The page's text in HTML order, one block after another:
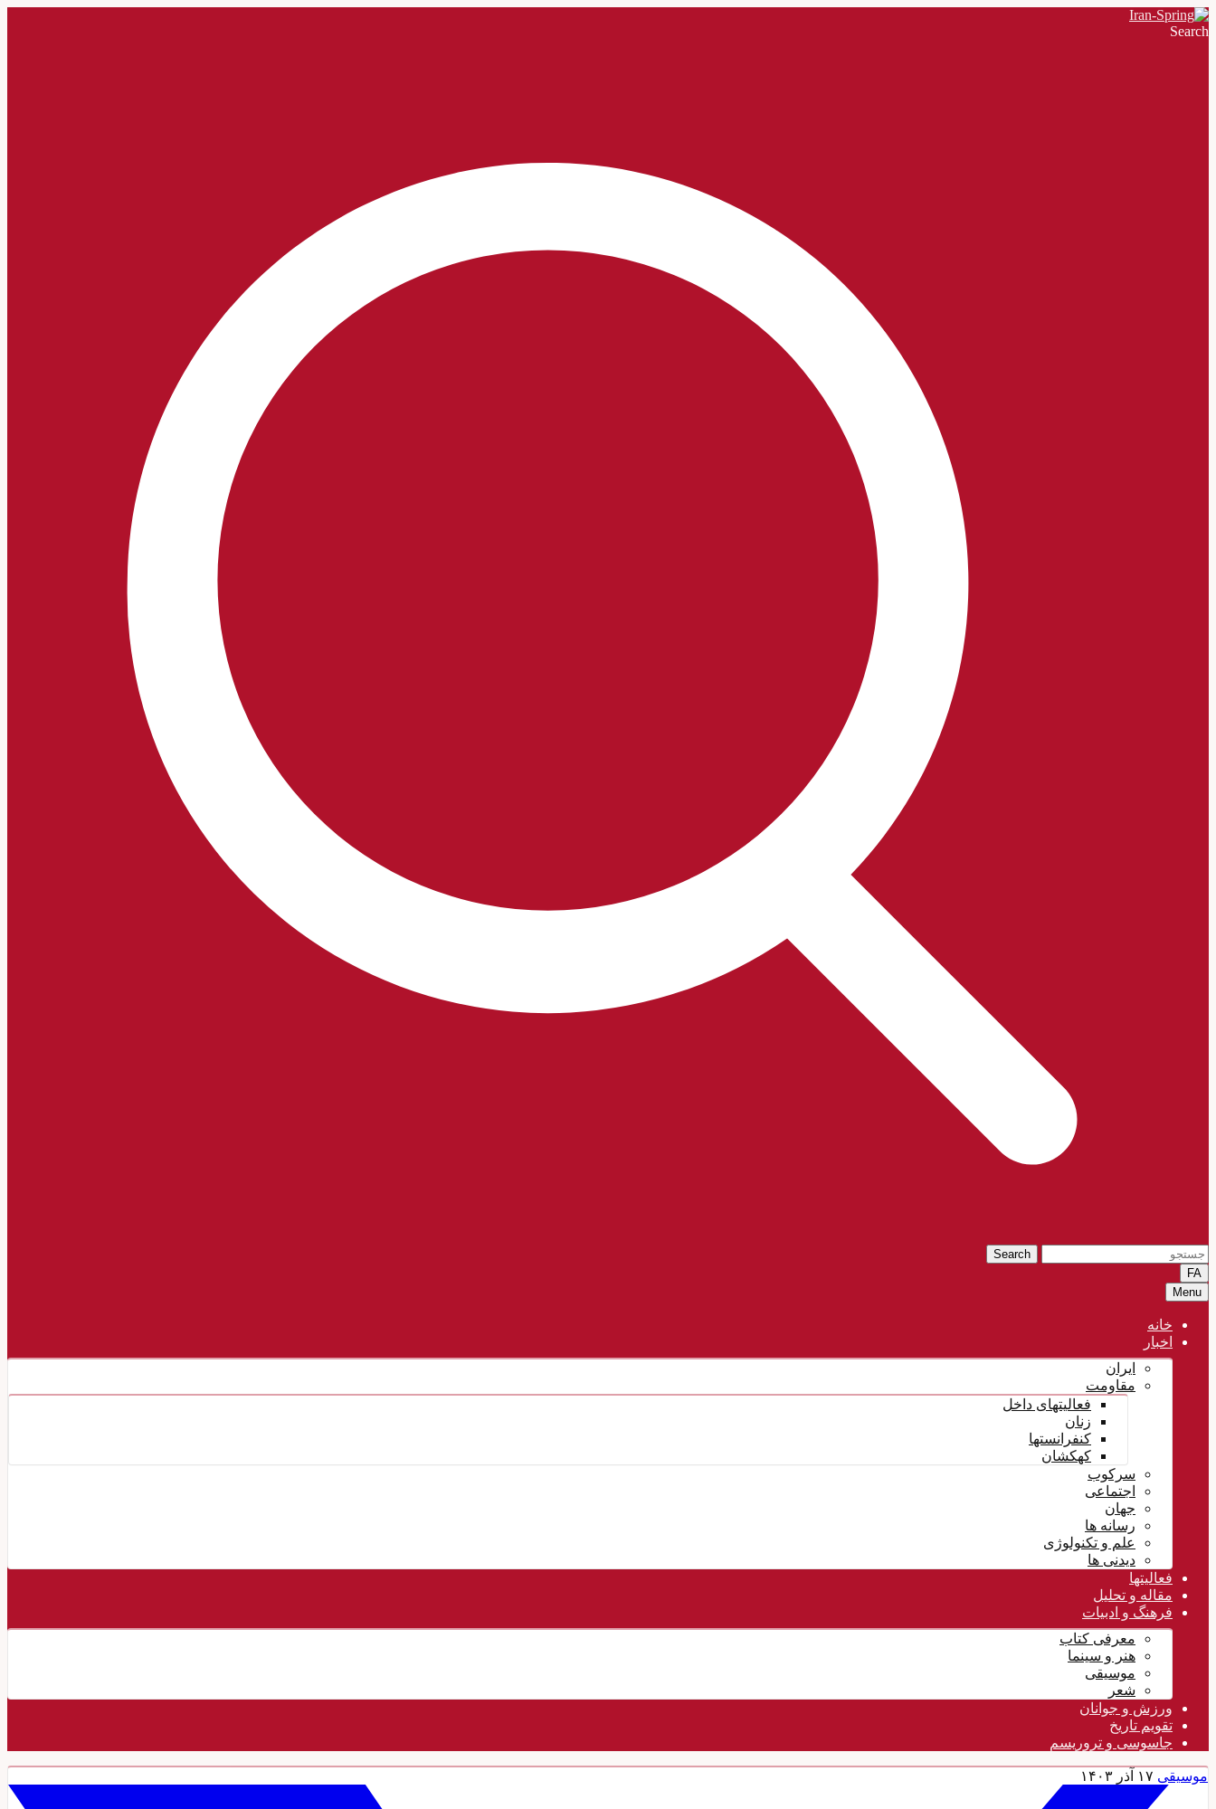
Search
Search
FA
Menu
خانه
اخبار
ایران
مقاومت
فعالیتهای داخل
زنان
کنفرانستها
کهکشان
سرکوب
اجتماعی
جهان
رسانه ها
علم و تکنولوژی
دیدنی ها
فعالیتها
مقاله و تحلیل
فرهنگ و ادبیات
معرفی کتاب
هنر و سینما
موسیقی
شعر
ورزش و جوانان
تقویم تاريخ
جاسوسی و تروریسم
موسیقی ۱۷ آذر ۱۴۰۳